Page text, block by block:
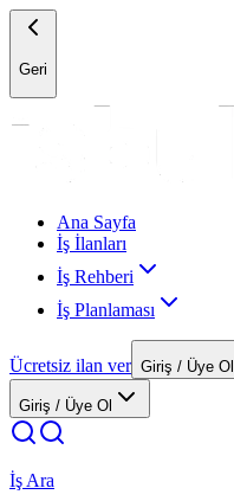
Geri
Ana Sayfa
İş İlanları
İş Rehberi
İş Planlaması
Ücretsiz ilan ver Giriş / Üye Ol
Giriş / Üye Ol
İş Ara